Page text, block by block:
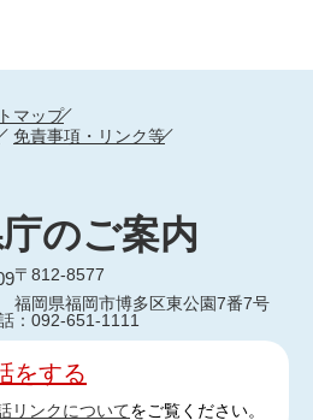
マップ
免責事項・リンク等
のご案内
〒812-8577
福岡県福岡市博多区東公園7番7号
：092-651-1111
をする
リンクについてをご覧ください。